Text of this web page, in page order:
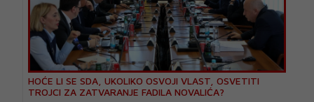
HOĆE LI SE SDA, UKOLIKO OSVOJI VLAST, OSVETITI
TROJCI ZA ZATVARANJE FADILA NOVALIĆA?